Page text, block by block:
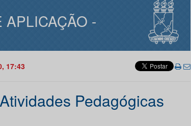
-
17:43
Pedagógicas